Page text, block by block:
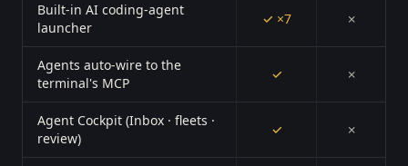
Built-in AI coding-agent
launcher
✓ ×7 ✗
Agents auto-wire to the
terminal's MCP
✓ ✗
Agent Cockpit (Inbox · fleets ·
review)
✓ ✗